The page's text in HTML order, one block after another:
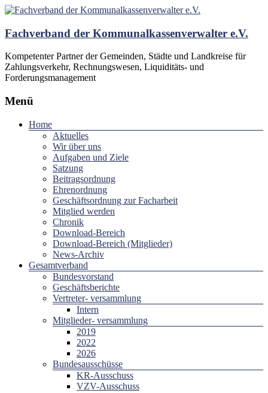
Fachverband der Kommunalkassenverwalter e.V.
Kompetenter Partner der Gemeinden, Städte und Landkreise für
Zahlungsverkehr, Rechnungswesen, Liquiditäts- und
Forderungsmanagement
Menü
Home
Aktuelles
Wir über uns
Aufgaben und Ziele
Satzung
Beitragsordnung
Ehrenordnung
Geschäftsordnung zur Facharbeit
Mitglied werden
Chronik
Download-Bereich
Download-Bereich (Mitglieder)
News-Archiv
Gesamtverband
Bundesvorstand
Geschäftsberichte
Vertreter- versammlung
Intern
Mitglieder- versammlung
2019
2022
2026
Bundesausschüsse
KR-Ausschuss
VZV-Ausschuss